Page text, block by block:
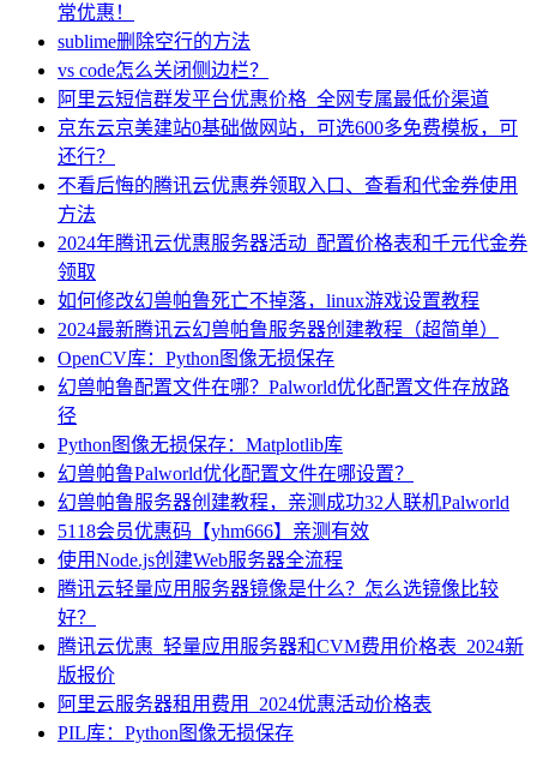
常优惠！
sublime删除空行的方法
vs code怎么关闭侧边栏？
阿里云短信群发平台优惠价格_全网专属最低价渠道
京东云京美建站0基础做网站，可选600多免费模板，可
还行？
不看后悔的腾讯云优惠券领取入口、查看和代金券使用
方法
2024年腾讯云优惠服务器活动_配置价格表和千元代金券
领取
如何修改幻兽帕鲁死亡不掉落，linux游戏设置教程
2024最新腾讯云幻兽帕鲁服务器创建教程（超简单）
OpenCV库：Python图像无损保存
幻兽帕鲁配置文件在哪？Palworld优化配置文件存放路
径
Python图像无损保存：Matplotlib库
幻兽帕鲁Palworld优化配置文件在哪设置？
幻兽帕鲁服务器创建教程，亲测成功32人联机Palworld
5118会员优惠码【yhm666】亲测有效
使用Node.js创建Web服务器全流程
腾讯云轻量应用服务器镜像是什么？怎么选镜像比较
好？
腾讯云优惠_轻量应用服务器和CVM费用价格表_2024新
版报价
阿里云服务器租用费用_2024优惠活动价格表
PIL库：Python图像无损保存